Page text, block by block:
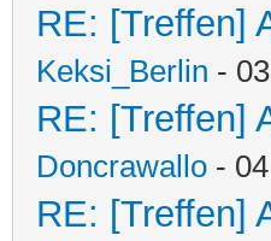
RE: [Treffen]
Keksi_Berlin -
RE: [Treffen]
Doncrawallo -
RE: [Treffen]